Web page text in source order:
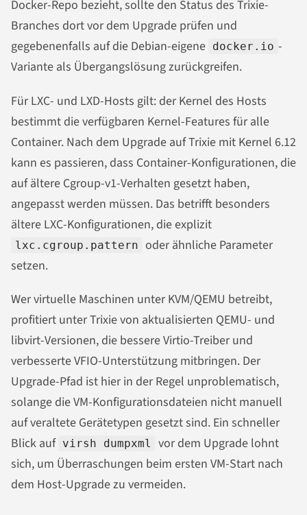
Docker-Repo bezieht, sollte den Status des Trixie-
Branches dort vor dem Upgrade prüfen und
gegebenenfalls auf die Debian-eigene docker.io -
Variante als Übergangslösung zurückgreifen.
Für LXC- und LXD-Hosts gilt: der Kernel des Hosts
bestimmt die verfügbaren Kernel-Features für alle
Container. Nach dem Upgrade auf Trixie mit Kernel 6.12
kann es passieren, dass Container-Konfigurationen, die
auf ältere Cgroup-v1-Verhalten gesetzt haben,
angepasst werden müssen. Das betrifft besonders
ältere LXC-Konfigurationen, die explizit
lxc.cgroup.pattern oder ähnliche Parameter
setzen.
Wer virtuelle Maschinen unter KVM/QEMU betreibt,
profitiert unter Trixie von aktualisierten QEMU- und
libvirt-Versionen, die bessere Virtio-Treiber und
verbesserte VFIO-Unterstützung mitbringen. Der
Upgrade-Pfad ist hier in der Regel unproblematisch,
solange die VM-Konfigurationsdateien nicht manuell
auf veraltete Gerätetypen gesetzt sind. Ein schneller
Blick auf virsh dumpxml
vor dem Upgrade lohnt
sich, um Überraschungen beim ersten VM-Start nach
dem Host-Upgrade zu vermeiden.